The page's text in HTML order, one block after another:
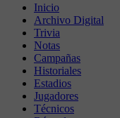
Inicio
Archivo Digital
Trivia
Notas
Campañas
Historiales
Estadios
Jugadores
Técnicos